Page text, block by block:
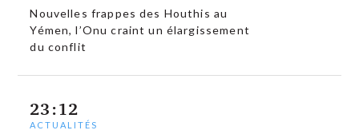
Nouvelles frappes des Houthis au
Yémen, l’Onu craint un élargissement
du conflit
23:12
ACTUALITÉS